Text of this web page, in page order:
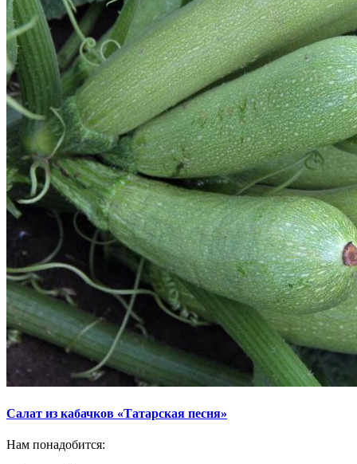
Салат из кабачков «Татарская песня»
Нам понадобится: